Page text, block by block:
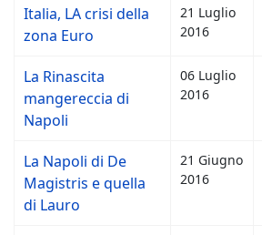
Italia, LA crisi della
zona Euro
21 Luglio
2016
La Rinascita
mangereccia di
Napoli
06 Luglio
2016
La Napoli di De
Magistris e quella
di Lauro
21 Giugno
2016